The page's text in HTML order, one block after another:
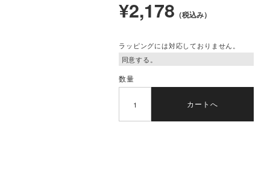
¥2,178 （税込み）
ラッピングには対応しておりません。
数量
カートへ